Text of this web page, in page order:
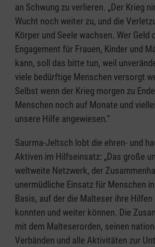
an Schwung zu verlieren. „Der Krieg
Wucht noch weiter zu, und die
Körper und Seele wachsen. Wer Geld
Engagement für Frauen, Kinder und
kann, soll das bitte tun, weil
viele bedürftige Menschen versorgt
Selbst wenn der Krieg morgen zu
Menschen noch auf Monate und
unsere Hilfe angewiesen.“
Saurma-Jeltsch lobt die ehren- und
Aktiven im Hilfseinsatz: „Das große
weltweite Netzwerk, der
unermüdliche Einsatz für Menschen
Basis, auf der die Malteser ihre Hilfen
konnten und weiter können. Die
mit dem Malteserorden, seinen
Verbänden und alle Aktivitäten zur